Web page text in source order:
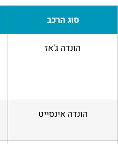
סוג הרכב
הונדה ג'אז
הונדה אינסייט